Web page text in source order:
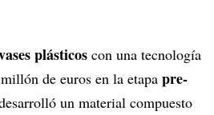
plásticos con una tecnología
de euros en la etapa pre-
un material compuesto